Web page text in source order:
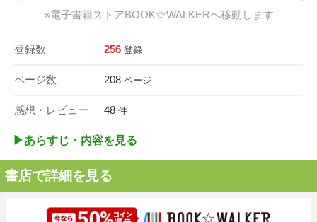
※電子書籍ストアBOOK☆WALKERへ移動します
登録数 256 登録
ページ数 208 ページ
感想・レビュー 48 件
▶︎あらすじ・内容を見る
書店で詳細を見る